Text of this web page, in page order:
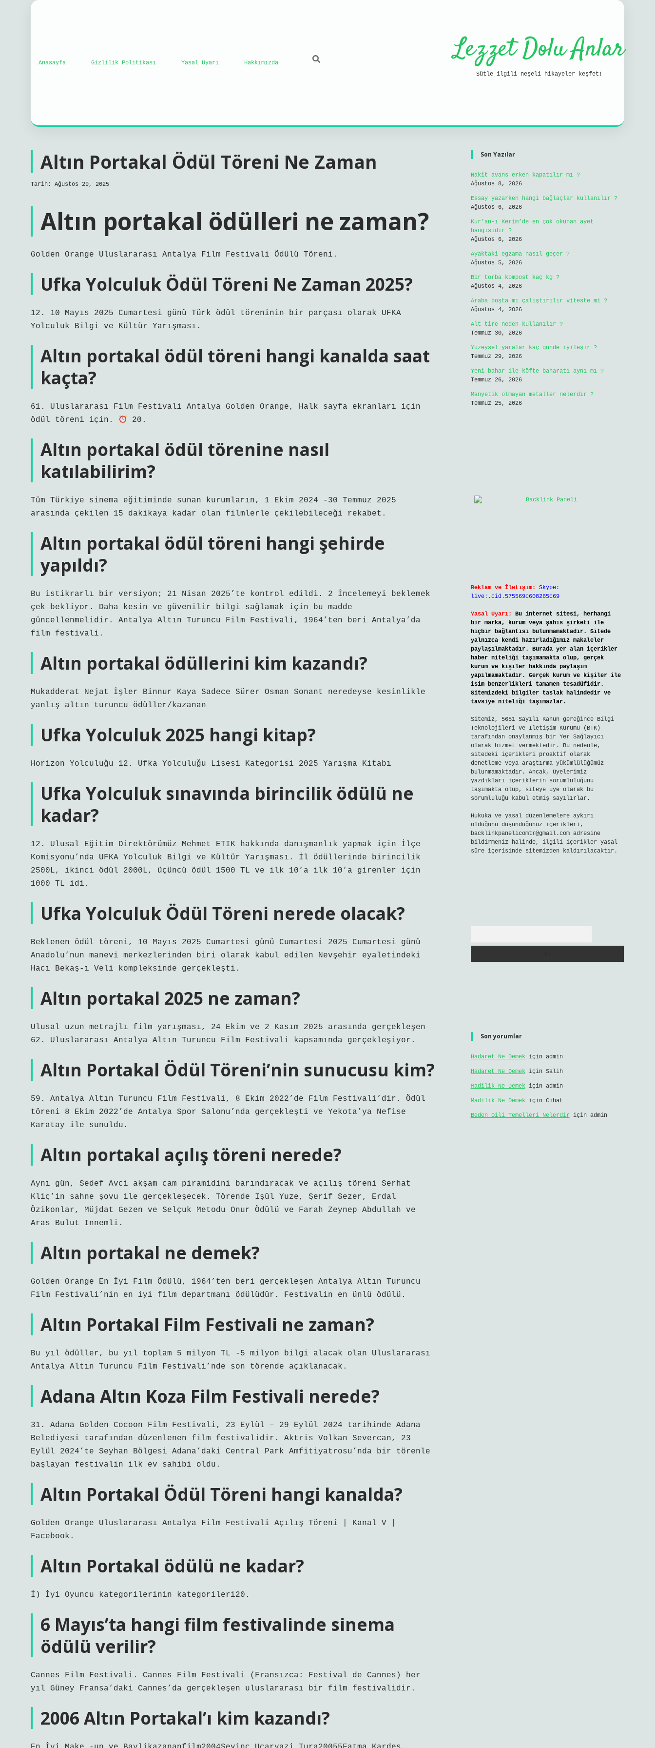
Anasayfa Gizlilik Politikası Yasal Uyarı Hakkımızda Lezzet Dolu Anlar
Sütle ilgili neşeli hikayeler keşfet!
Altın Portakal Ödül Töreni Ne Zaman
Tarih: Ağustos 29, 2025
Altın portakal ödülleri ne zaman?
Golden Orange Uluslararası Antalya Film Festivali Ödülü Töreni.
Ufka Yolculuk Ödül Töreni Ne Zaman 2025?
12. 10 Mayıs 2025 Cumartesi günü Türk ödül töreninin bir parçası olarak UFKA
Yolculuk Bilgi ve Kültür Yarışması.
Altın portakal ödül töreni hangi kanalda saat
kaçta?
61. Uluslararası Film Festivali Antalya Golden Orange, Halk sayfa ekranları için
ödül töreni için.
20.
Altın portakal ödül törenine nasıl
katılabilirim?
Tüm Türkiye sinema eğitiminde sunan kurumların, 1 Ekim 2024 -30 Temmuz 2025
arasında çekilen 15 dakikaya kadar olan filmlerle çekilebileceği rekabet.
Altın portakal ödül töreni hangi şehirde
yapıldı?
Bu istikrarlı bir versiyon; 21 Nisan 2025’te kontrol edildi. 2 İncelemeyi beklemek
çek bekliyor. Daha kesin ve güvenilir bilgi sağlamak için bu madde
güncellenmelidir. Antalya Altın Turuncu Film Festivali, 1964’ten beri Antalya’da
film festivali.
Altın portakal ödüllerini kim kazandı?
Mukadderat Nejat İşler Binnur Kaya Sadece Sürer Osman Sonant neredeyse kesinlikle
yanlış altın turuncu ödüller/kazanan
Ufka Yolculuk 2025 hangi kitap?
Horizon Yolculuğu 12. Ufka Yolculuğu Lisesi Kategorisi 2025 Yarışma Kitabı
Ufka Yolculuk sınavında birincilik ödülü ne
kadar?
12. Ulusal Eğitim Direktörümüz Mehmet ETIK hakkında danışmanlık yapmak için İlçe
Komisyonu’nda UFKA Yolculuk Bilgi ve Kültür Yarışması. İl ödüllerinde birincilik
2500L, ikinci ödül 2000L, üçüncü ödül 1500 TL ve ilk 10’a ilk 10’a girenler için
1000 TL idi.
Ufka Yolculuk Ödül Töreni nerede olacak?
Beklenen ödül töreni, 10 Mayıs 2025 Cumartesi günü Cumartesi 2025 Cumartesi günü
Anadolu’nun manevi merkezlerinden biri olarak kabul edilen Nevşehir eyaletindeki
Hacı Bekaş-ı Veli kompleksinde gerçekleşti.
Altın portakal 2025 ne zaman?
Ulusal uzun metrajlı film yarışması, 24 Ekim ve 2 Kasım 2025 arasında gerçekleşen
62. Uluslararası Antalya Altın Turuncu Film Festivali kapsamında gerçekleşiyor.
Altın Portakal Ödül Töreni’nin sunucusu kim?
59. Antalya Altın Turuncu Film Festivali, 8 Ekim 2022’de Film Festivali’dir. Ödül
töreni 8 Ekim 2022’de Antalya Spor Salonu’nda gerçekleşti ve Yekota’ya Nefise
Karatay ile sunuldu.
Altın portakal açılış töreni nerede?
Aynı gün, Sedef Avci akşam cam piramidini barındıracak ve açılış töreni Serhat
Kliç’in sahne şovu ile gerçekleşecek. Törende Işül Yuze, Şerif Sezer, Erdal
Özikonlar, Müjdat Gezen ve Selçuk Metodu Onur Ödülü ve Farah Zeynep Abdullah ve
Aras Bulut Innemli.
Altın portakal ne demek?
Golden Orange En İyi Film Ödülü, 1964’ten beri gerçekleşen Antalya Altın Turuncu
Film Festivali’nin en iyi film departmanı ödülüdür. Festivalin en ünlü ödülü.
Altın Portakal Film Festivali ne zaman?
Bu yıl ödüller, bu yıl toplam 5 milyon TL -5 milyon bilgi alacak olan Uluslararası
Antalya Altın Turuncu Film Festivali’nde son törende açıklanacak.
Adana Altın Koza Film Festivali nerede?
31. Adana Golden Cocoon Film Festivali, 23 Eylül – 29 Eylül 2024 tarihinde Adana
Belediyesi tarafından düzenlenen film festivalidir. Aktris Volkan Severcan, 23
Eylül 2024’te Seyhan Bölgesi Adana’daki Central Park Amfitiyatrosu’nda bir törenle
başlayan festivalin ilk ev sahibi oldu.
Altın Portakal Ödül Töreni hangi kanalda?
Golden Orange Uluslararası Antalya Film Festivali Açılış Töreni | Kanal V |
Facebook.
Altın Portakal ödülü ne kadar?
İ) İyi Oyuncu kategorilerinin kategorileri20.
6 Mayıs’ta hangi film festivalinde sinema
ödülü verilir?
Cannes Film Festivali. Cannes Film Festivali (Fransızca: Festival de Cannes) her
yıl Güney Fransa’daki Cannes’da gerçekleşen uluslararası bir film festivalidir.
2006 Altın Portakal’ı kim kazandı?
Sidebar
Son Yazılar
Nakit avans erken kapatılır mı ?
Ağustos 8, 2026
Essay yazarken hangi bağlaçlar kullanılır ?
Ağustos 6, 2026
Kur’an-ı Kerim’de en çok okunan ayet
hangisidir ?
Ağustos 6, 2026
Ayaktaki egzama nasıl geçer ?
Ağustos 5, 2026
Bir torba kompost kaç kg ?
Ağustos 4, 2026
Araba boşta mı çalıştırılır viteste mi ?
Ağustos 4, 2026
Alt tire neden kullanılır ?
Temmuz 30, 2026
Yüzeysel yaralar kaç günde iyileşir ?
Temmuz 29, 2026
Yeni bahar ile köfte baharatı aynı mı ?
Temmuz 26, 2026
Manyetik olmayan metaller nelerdir ?
Temmuz 25, 2026
Reklam ve İletişim:
Skype:
live:.cid.575569c608265c69
Yasal Uyarı:
Bu internet sitesi, herhangi
bir marka, kurum veya şahıs şirketi ile
hiçbir bağlantısı bulunmamaktadır. Sitede
yalnızca kendi hazırladığımız makaleler
paylaşılmaktadır. Burada yer alan içerikler
haber niteliği taşımamakta olup, gerçek
kurum ve kişiler hakkında paylaşım
yapılmamaktadır. Gerçek kurum ve kişiler ile
isim benzerlikleri tamamen tesadüfidir.
Sitemizdeki bilgiler taslak halindedir ve
tavsiye niteliği taşımazlar.
Sitemiz, 5651 Sayılı Kanun gereğince Bilgi
Teknolojileri ve İletişim Kurumu (BTK)
tarafından onaylanmış bir Yer Sağlayıcı
olarak hizmet vermektedir. Bu nedenle,
sitedeki içerikleri proaktif olarak
denetleme veya araştırma yükümlülüğümüz
bulunmamaktadır. Ancak, üyelerimiz
yazdıkları içeriklerin sorumluluğunu
taşımakta olup, siteye üye olarak bu
sorumluluğu kabul etmiş sayılırlar.
Hukuka ve yasal düzenlemelere aykırı
olduğunu düşündüğünüz içerikleri,
backlinkpanelicomtr@gmail.comadresine
bildirmeniz halinde, ilgili içerikler yasal
süre içerisinde sitemizden kaldırılacaktır.
Son yorumlar
Hadaret Ne Demekiçin admin
Hadaret Ne Demekiçin Salih
Madilik Ne Demekiçin admin
Madilik Ne Demekiçin Cihat
Beden Dili Temelleri Nelerdir için admin